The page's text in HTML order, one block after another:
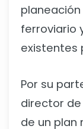
ferroviario
existentes
Por su
director de
de un plan